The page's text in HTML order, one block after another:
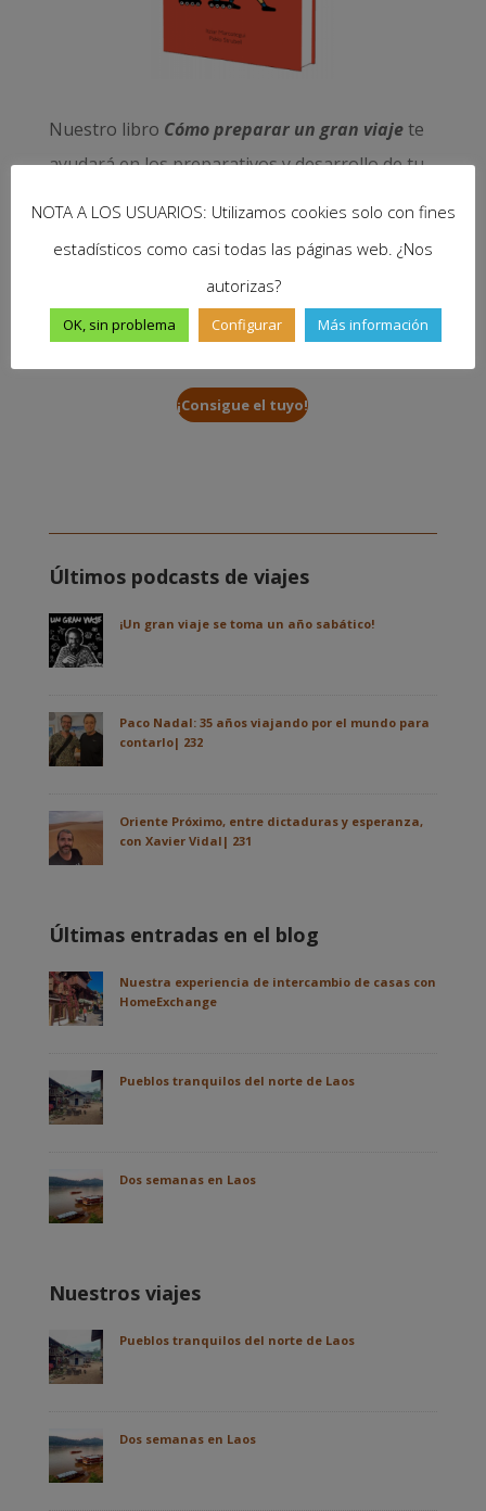
Nuestro libro Cómo preparar un gran viajete
ayudará en los preparativos y desarrollo de tu
y, con cada compra, nos ayudas a seguir
viajando y mantener vivo este proyecto.
¡Consigue el tuyo!
Últimos podcasts de viajes
¡Un gran viaje se toma un año sabático!
Paco Nadal: 35 años viajando por el mundo para
contarlo| 232
Oriente Próximo, entre dictaduras y esperanza,
con Xavier Vidal| 231
Últimas entradas en el blog
Nuestra experiencia de intercambio de casas con
HomeExchange
Pueblos tranquilos del norte de Laos
Dos semanas en Laos
Nuestros viajes
Pueblos tranquilos del norte de Laos
Dos semanas en Laos
NOTA A LOS USUARIOS: Utilizamos cookies solo con fines
estadísticos como casi todas las páginas web. ¿Nos
autorizas?
OK, sin problema Configurar Más información